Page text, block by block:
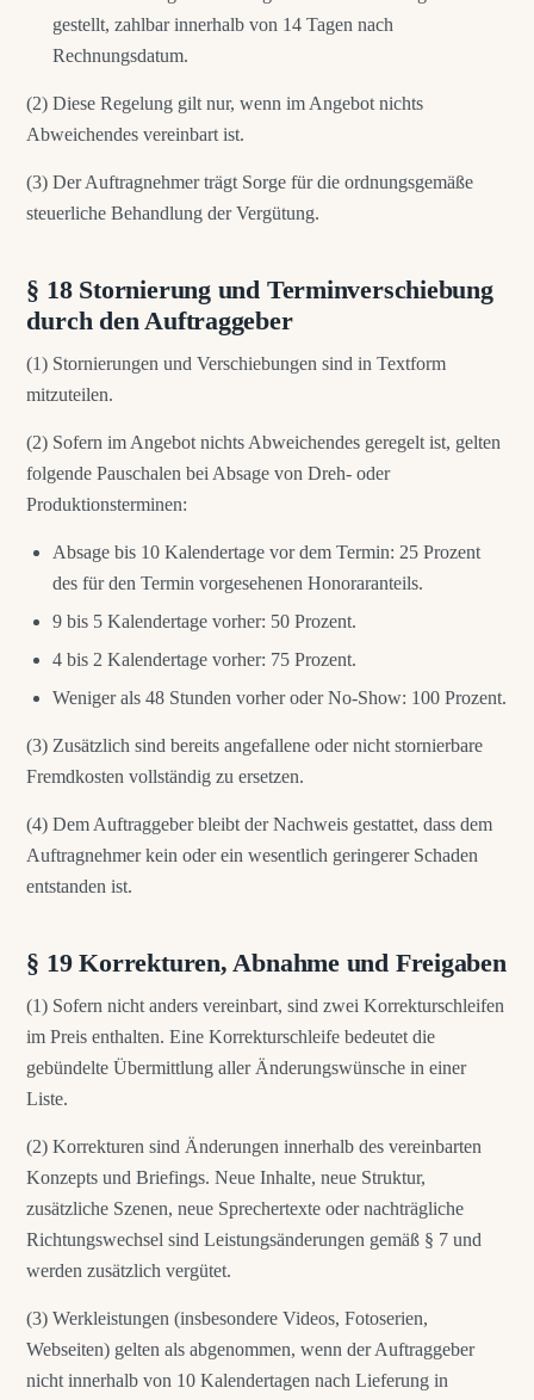
gestellt, zahlbar innerhalb von 14 Tagen nach
Rechnungsdatum.
(2) Diese Regelung gilt nur, wenn im Angebot nichts
Abweichendes vereinbart ist.
(3) Der Auftragnehmer trägt Sorge für die ordnungsgemäße
steuerliche Behandlung der Vergütung.
§ 18 Stornierung und Terminverschiebung
durch den Auftraggeber
(1) Stornierungen und Verschiebungen sind in Textform
mitzuteilen.
(2) Sofern im Angebot nichts Abweichendes geregelt ist, gelten
folgende Pauschalen bei Absage von Dreh- oder
Produktionsterminen:
Absage bis 10 Kalendertage vor dem Termin: 25 Prozent
des für den Termin vorgesehenen Honoraranteils.
9 bis 5 Kalendertage vorher: 50 Prozent.
4 bis 2 Kalendertage vorher: 75 Prozent.
Weniger als 48 Stunden vorher oder No-Show: 100 Prozent.
(3) Zusätzlich sind bereits angefallene oder nicht stornierbare
Fremdkosten vollständig zu ersetzen.
(4) Dem Auftraggeber bleibt der Nachweis gestattet, dass dem
Auftragnehmer kein oder ein wesentlich geringerer Schaden
entstanden ist.
§ 19 Korrekturen, Abnahme und Freigaben
(1) Sofern nicht anders vereinbart, sind zwei Korrekturschleifen
im Preis enthalten. Eine Korrekturschleife bedeutet die
gebündelte Übermittlung aller Änderungswünsche in einer
Liste.
(2) Korrekturen sind Änderungen innerhalb des vereinbarten
Konzepts und Briefings. Neue Inhalte, neue Struktur,
zusätzliche Szenen, neue Sprechertexte oder nachträgliche
Richtungswechsel sind Leistungsänderungen gemäß § 7 und
werden zusätzlich vergütet.
(3) Werkleistungen (insbesondere Videos, Fotoserien,
Webseiten) gelten als abgenommen, wenn der Auftraggeber
nicht innerhalb von 10 Kalendertagen nach Lieferung in